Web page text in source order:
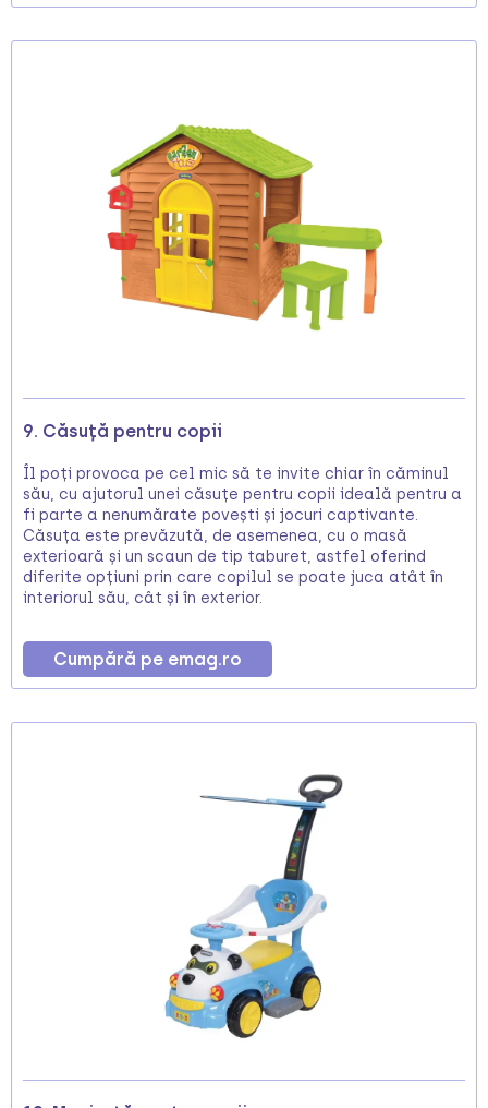
9. Căsuță pentru copii
Îl poți provoca pe cel mic să te invite chiar în căminul
său, cu ajutorul unei căsuțe pentru copii ideală pentru a
fi parte a nenumărate povești și jocuri captivante.
Căsuța este prevăzută, de asemenea, cu o masă
exterioară și un scaun de tip taburet, astfel oferind
diferite opțiuni prin care copilul se poate juca atât în
interiorul său, cât și în exterior.
Cumpără pe emag.ro